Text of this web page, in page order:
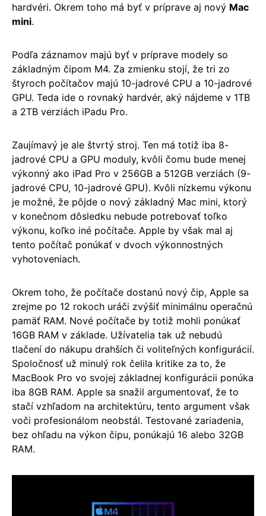
hardvéri. Okrem toho má byť v príprave aj nový Mac
mini.
Podľa záznamov majú byť v príprave modely so
základným čipom M4. Za zmienku stojí, že tri zo
štyroch počítačov majú 10-jadrové CPU a 10-jadrové
GPU. Teda ide o rovnaký hardvér, aký nájdeme v 1TB
a 2TB verziách iPadu Pro.
Zaujímavý je ale štvrtý stroj. Ten má totiž iba 8-
jadrové CPU a GPU moduly, kvôli čomu bude menej
výkonný ako iPad Pro v 256GB a 512GB verziách (9-
jadrové CPU, 10-jadrové GPU). Kvôli nízkemu výkonu
je možné, že pôjde o nový základný Mac mini, ktorý
v konečnom dôsledku nebude potrebovať toľko
výkonu, koľko iné počítače. Apple by však mal aj
tento počítač ponúkať v dvoch výkonnostných
vyhotoveniach.
Okrem toho, že počítače dostanú nový čip, Apple sa
zrejme po 12 rokoch uráči zvýšiť minimálnu operačnú
pamäť RAM. Nové počítače by totiž mohli ponúkať
16GB RAM v základe. Užívatelia tak už nebudú
tlačení do nákupu drahších či voliteľných konfigurácií.
Spoločnosť už minulý rok čelila kritike za to, že
MacBook Pro vo svojej základnej konfigurácii ponúka
iba 8GB RAM. Apple sa snažil argumentovať, že to
stačí vzhľadom na architektúru, tento argument však
voči profesionálom neobstál. Testované zariadenia,
bez ohľadu na výkon čipu, ponúkajú 16 alebo 32GB
RAM.